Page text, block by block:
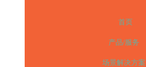
首页
产品/服务
场景解决方案